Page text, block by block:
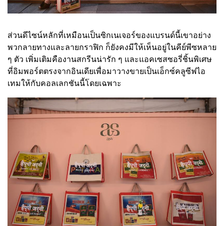
ส่วนดีไซน์หลักที่เหมือนเป็นซิกเนเจอร์ของแบรนด์นี้เขาอย่าง
พวกลายทางและลายกราฟิก ก็ยังคงมีให้เห็นอยู่ในคีย์พีซหลาย
ๆ ตัว เพิ่มเติมคืองานสกรีนน่ารัก ๆ และแอคเซสซอรี่ชิ้นพิเศษ
ที่อิมพอร์ตตรงจากอินเดียเพื่อมาวางขายเป็นเอ็กซ์คลูซีฟไอ
เทมให้กับคอลเลกชันนี้โดยเฉพาะ